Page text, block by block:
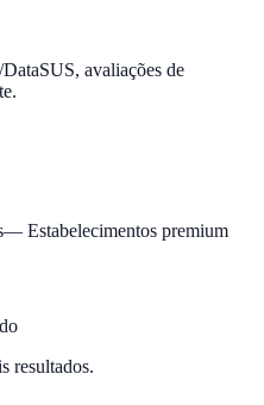
avaliações de
— Estabelecimentos premium
resultados.